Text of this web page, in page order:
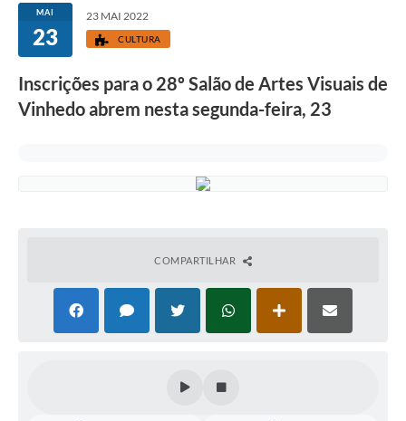
Licitações
Transparência
Concursos e Processos Seletivos
Normas e Legislação
MAI
23
23 MAI 2022
CULTURA
Inscrições para o 28º Salão de Artes Visuais de
Vinhedo abrem nesta segunda-feira, 23
COMPARTILHAR